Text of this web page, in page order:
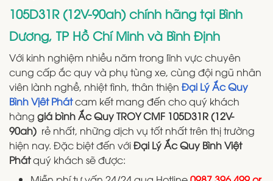
105D31R (12V-90ah) chính hãng tại Bình
Dương, TP Hồ Chí Minh và Bình Định
Với kinh nghiệm nhiều năm trong lĩnh vực chuyên
cung cấp ắc quy và phụ tùng xe, cùng đội ngũ nhân
viên lành nghề, nhiệt tình, thân thiện Đại Lý Ắc Quy
Bình Vịêt Phátcam kết mang đến cho quý khách
hàng giá bình Ắc Quy TROY CMF 105D31R (12V-
90ah) rẻ nhất, những dịch vụ tốt nhất trên thị trường
hiện nay. Đặc biệt đến vớiĐại Lý Ắc Quy Bình Việt
Phátquý khách sẽ được: